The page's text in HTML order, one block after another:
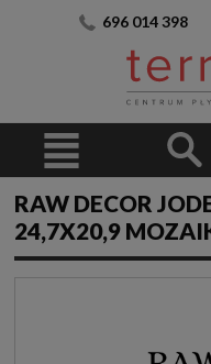
696 014 398
RAW DECOR
24,7X20,9